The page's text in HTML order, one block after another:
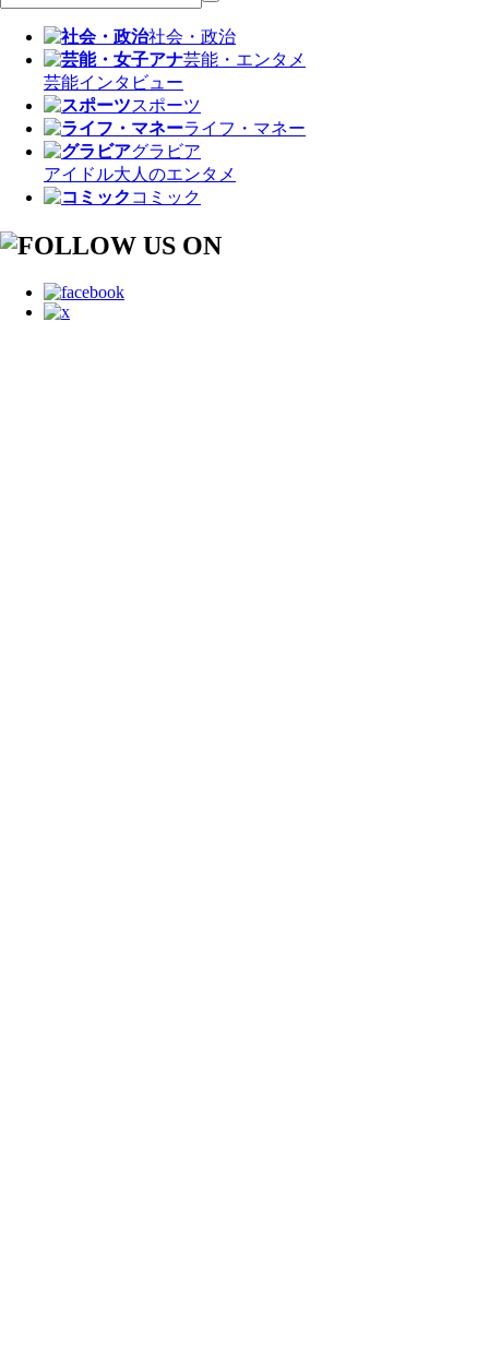
社会・政治
芸能・エンタメ
芸能インタビュー
スポーツ
ライフ・マネー
グラビア
アイドル大人のエンタメ
コミック